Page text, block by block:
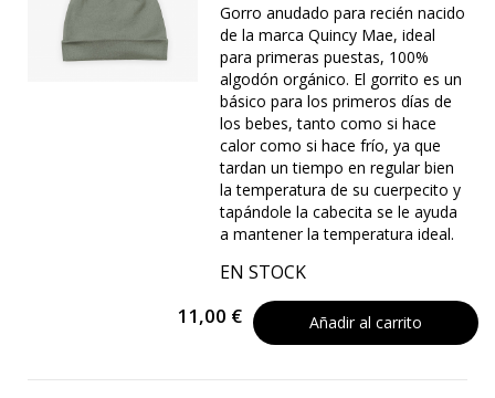
Gorro anudado para recién nacido
de la marca Quincy Mae, ideal
para primeras puestas, 100%
algodón orgánico. El gorrito es un
básico para los primeros días de
los bebes, tanto como si hace
calor como si hace frío, ya que
tardan un tiempo en regular bien
la temperatura de su cuerpecito y
tapándole la cabecita se le ayuda
a mantener la temperatura ideal.
EN STOCK
11,00 € Añadir al carrito